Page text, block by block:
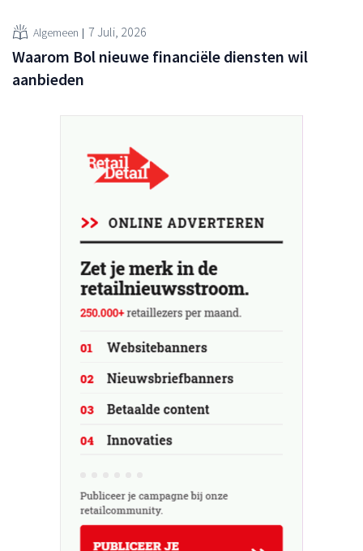
Algemeen 7 Juli, 2026
Waarom Bol nieuwe financiële diensten wil
aanbieden